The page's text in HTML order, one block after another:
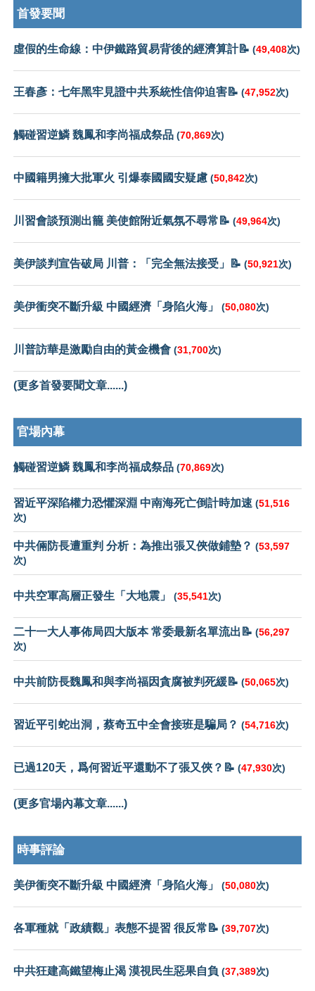
首發要聞
虛假的生命線：中伊鐵路貿易背後的經濟算計📝 (49,408次)
王春彥：七年黑牢見證中共系統性信仰迫害📝 (47,952次)
觸碰習逆鱗 魏鳳和李尚福成祭品 (70,869次)
中國籍男擁大批軍火 引爆泰國國安疑慮 (50,842次)
川習會談預測出籠 美使館附近氣氛不尋常📝 (49,964次)
美伊談判宣告破局 川普：「完全無法接受」📝 (50,921次)
美伊衝突不斷升級 中國經濟「身陷火海」 (50,080次)
川普訪華是激勵自由的黃金機會 (31,700次)
(更多首發要聞文章......)
官場內幕
觸碰習逆鱗 魏鳳和李尚福成祭品 (70,869次)
習近平深陷權力恐懼深淵 中南海死亡倒計時加速 (51,516
次)
中共倆防長遭重判 分析：為推出張又俠做鋪墊？ (53,597
次)
中共空軍高層正發生「大地震」 (35,541次)
二十一大人事佈局四大版本 常委最新名單流出📝 (56,297
次)
中共前防長魏鳳和與李尚福因貪腐被判死緩📝 (50,065次)
習近平引蛇出洞，蔡奇五中全會接班是騙局？ (54,716次)
已過120天，爲何習近平還動不了張又俠？📝 (47,930次)
(更多官場內幕文章......)
時事評論
美伊衝突不斷升級 中國經濟「身陷火海」 (50,080次)
各軍種就「政績觀」表態不提習 很反常📝 (39,707次)
中共狂建高鐵望梅止渴 漠視民生惡果自負 (37,389次)